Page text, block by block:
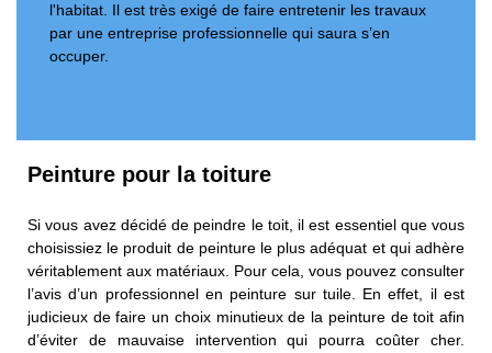
l'habitat. Il est très exigé de faire entretenir les travaux
par une entreprise professionnelle qui saura s’en
occuper.
Peinture pour la toiture
Si vous avez décidé de peindre le toit, il est essentiel que vous
choisissiez le produit de peinture le plus adéquat et qui adhère
véritablement aux matériaux. Pour cela, vous pouvez consulter
l’avis d’un professionnel en peinture sur tuile. En effet, il est
judicieux de faire un choix minutieux de la peinture de toit afin
d’éviter de mauvaise intervention qui pourra coûter cher.